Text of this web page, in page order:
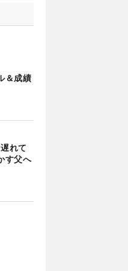
＆成績
れて
す父へ